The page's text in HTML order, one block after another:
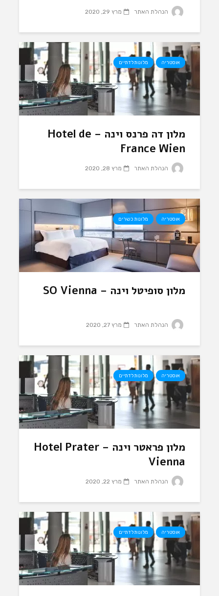
הנהלת האתר מרץ 29, 2020
אוסטריה מלונות לדתיים
מלון דה פרנס וינה – Hotel de
France Wien
הנהלת האתר מרץ 28, 2020
אוסטריה מלונות כשרים
מלון סופיטל וינה – SO Vienna
הנהלת האתר מרץ 27, 2020
אוסטריה מלונות לדתיים
מלון פראטר וינה – Hotel Prater
Vienna
הנהלת האתר מרץ 22, 2020
אוסטריה מלונות לדתיים